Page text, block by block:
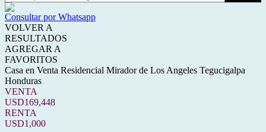
Consultar por Whatsapp
VOLVER A
RESULTADOS
AGREGAR A
FAVORITOS
Casa en Venta Residencial Mirador de Los Angeles Tegucigalpa
Honduras
VENTA
USD169,448
RENTA
USD1,000